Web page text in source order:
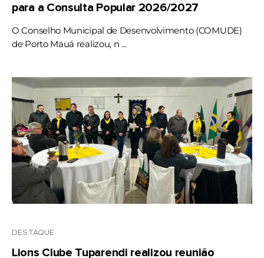
para a Consulta Popular 2026/2027
O Conselho Municipal de Desenvolvimento (COMUDE)
de Porto Mauá realizou, n ...
DESTAQUE
Lions Clube Tuparendi realizou reunião